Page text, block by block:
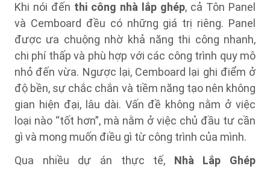
Khi nói đến thi công nhà lắp ghép, cả Tôn Panel
và Cemboard đều có những giá trị riêng. Panel
được ưa chuộng nhờ khả năng thi công nhanh,
chi phí thấp và phù hợp với các công trình quy mô
nhỏ đến vừa. Ngược lại, Cemboard lại ghi điểm ở
độ bền, sự chắc chắn và tiềm năng tạo nên không
gian hiện đại, lâu dài. Vấn đề không nằm ở việc
loại nào “tốt hơn”, mà nằm ở việc chủ đầu tư cần
gì và mong muốn điều gì từ công trình của mình.
Qua nhiều dự án thực tế, Nhà Lắp Ghép